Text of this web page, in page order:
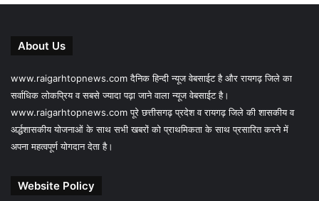
About Us
www.raigarhtopnews.com दैनिक हिन्दी न्यूज वेबसाईट है और रायगढ़ जिले का
सर्वाधिक लोकप्रिय व सबसे ज्यादा पढ़ा जाने वाला न्यूज वेबसाईट है।
www.raigarhtopnews.com पूरे छत्तीसगढ़ प्रदेश व रायगढ़ जिले की शासकीय व
अर्द्धशासकीय योजनाओं के साथ सभी खबरों को प्राथमिकता के साथ प्रसारित करने में
अपना महत्वपूर्ण योगदान देता है।
Website Policy